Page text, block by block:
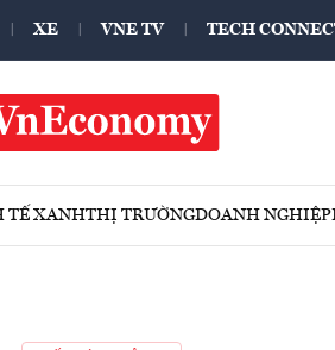
XE VNE TV TECH
TẾ XANHTHỊ TRƯỜNGDOANH NGHIỆP